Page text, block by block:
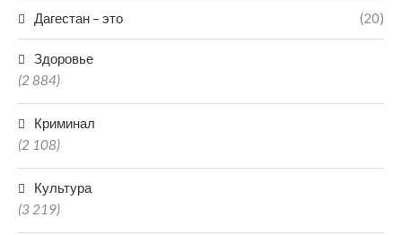
Дагестан – это (20)
Здоровье
(2 884)
Криминал
(2 108)
Культура
(3 219)